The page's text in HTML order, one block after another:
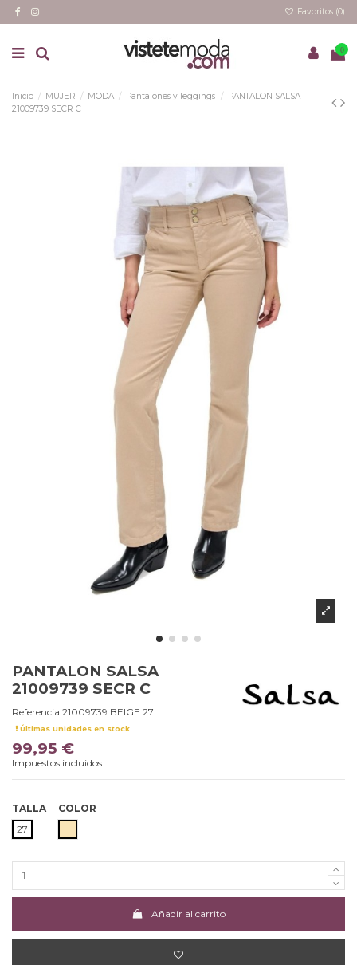
Favoritos (0)
0
Inicio MUJER MODA Pantalones y leggings
PANTALON SALSA
21009739 SECR C
PANTALON SALSA
21009739 SECR C
Referencia 21009739.BEIGE.27
Últimas unidades en stock
99,95 €
Impuestos incluidos
TALLA
27
COLOR
Añadir al carrito